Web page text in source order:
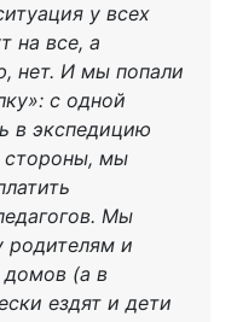
у всех
на все, а
нет. И мы попали
с одной
в экспедицию
стороны, мы
Мы
родителям и
домов (а в
ездят и дети